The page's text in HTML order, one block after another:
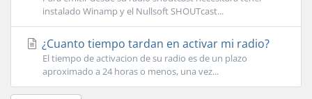
instalado Winamp y el Nullsoft SHOUTcast...
¿Cuanto tiempo tardan en activar mi radio?
El tiempo de activacion de su radio es de un plazo
aproximado a 24 horas o menos, una vez...